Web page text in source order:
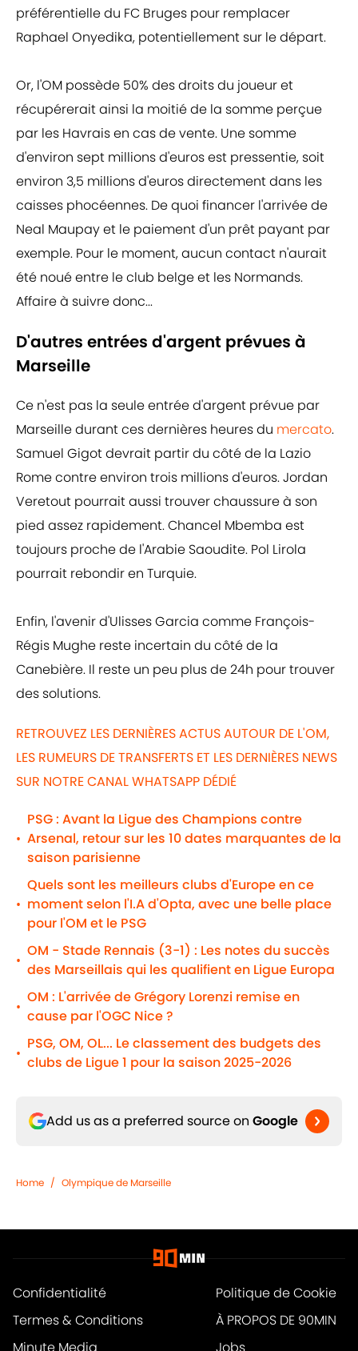
préférentielle du FC Bruges pour remplacer
Raphael Onyedika, potentiellement sur le départ.
Or, l'OM possède 50% des droits du joueur et
récupérerait ainsi la moitié de la somme perçue
par les Havrais en cas de vente. Une somme
d'environ sept millions d'euros est pressentie, soit
environ 3,5 millions d'euros directement dans les
caisses phocéennes. De quoi financer l'arrivée de
Neal Maupay et le paiement d'un prêt payant par
exemple. Pour le moment, aucun contact n'aurait
été noué entre le club belge et les Normands.
Affaire à suivre donc...
D'autres entrées d'argent prévues à
Marseille
Ce n'est pas la seule entrée d'argent prévue par
Marseille durant ces dernières heures du mercato.
Samuel Gigot devrait partir du côté de la Lazio
Rome contre environ trois millions d'euros. Jordan
Veretout pourrait aussi trouver chaussure à son
pied assez rapidement. Chancel Mbemba est
toujours proche de l'Arabie Saoudite. Pol Lirola
pourrait rebondir en Turquie.
Enfin, l'avenir d'Ulisses Garcia comme François-
Régis Mughe reste incertain du côté de la
Canebière. Il reste un peu plus de 24h pour trouver
des solutions.
RETROUVEZ LES DERNIÈRES ACTUS AUTOUR DE L'OM,
LES RUMEURS DE TRANSFERTS ET LES DERNIÈRES NEWS
SUR NOTRE CANAL WHATSAPP DÉDIÉ
•
PSG : Avant la Ligue des Champions contre
Arsenal, retour sur les 10 dates marquantes de la
saison parisienne
•
Quels sont les meilleurs clubs d'Europe en ce
moment selon l'I.A d'Opta, avec une belle place
pour l'OM et le PSG
•
OM - Stade Rennais (3-1) : Les notes du succès
des Marseillais qui les qualifient en Ligue Europa
•
OM : L'arrivée de Grégory Lorenzi remise en
cause par l'OGC Nice ?
•
PSG, OM, OL... Le classement des budgets des
clubs de Ligue 1 pour la saison 2025-2026
Add us as a preferred source on Google
Home / Olympique de Marseille
Confidentialité
Politique de Cookie
Termes & Conditions
À PROPOS DE 90MIN